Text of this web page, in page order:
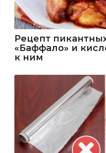
Рецепт
«Баффало» и
к ним